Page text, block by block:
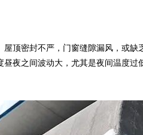
顶密封不严，门窗缝隙漏风，或缺
夜之间波动大，尤其是夜间温度过